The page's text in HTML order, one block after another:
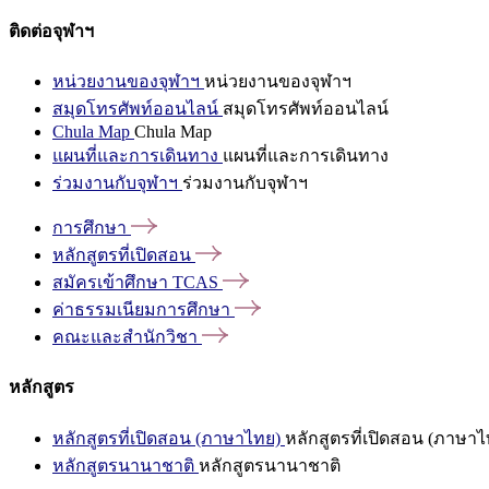
ติดต่อจุฬาฯ
หน่วยงานของจุฬาฯ หน่วยงานของจุฬาฯ
สมุดโทรศัพท์ออนไลน์ สมุดโทรศัพท์ออนไลน์
Chula Map Chula Map
แผนที่และการเดินทาง แผนที่และการเดินทาง
ร่วมงานกับจุฬาฯ ร่วมงานกับจุฬาฯ
การศึกษา
หลักสูตรที่เปิดสอน
สมัครเข้าศึกษา TCAS
ค่าธรรมเนียมการศึกษา
คณะและสำนักวิชา
หลักสูตร
หลักสูตรที่เปิดสอน (ภาษาไทย) หลักสูตรที่เปิดสอน (ภาษาไ
หลักสูตรนานาชาติ หลักสูตรนานาชาติ